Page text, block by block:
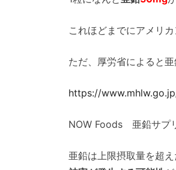
これほどまでにアメリ
ただ、厚労省によると
https://
NOW Foods 亜鉛サプ
亜鉛は上限摂取量を超